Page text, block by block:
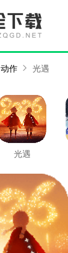
动作 光遇
光遇